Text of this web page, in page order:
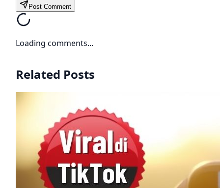
Post Comment
Loading comments...
Related Posts